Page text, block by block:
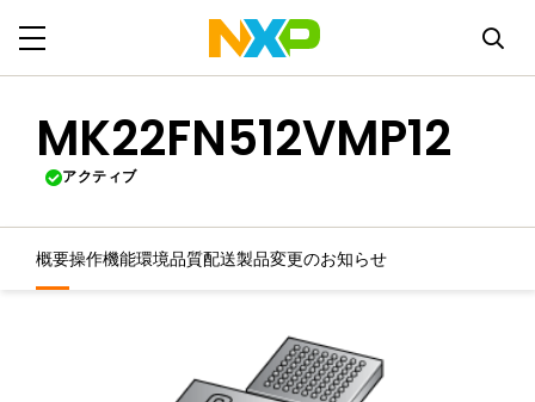
MK22FN512VMP12
アクティブ
概要操作機能環境品質配送製品変更のお知らせ